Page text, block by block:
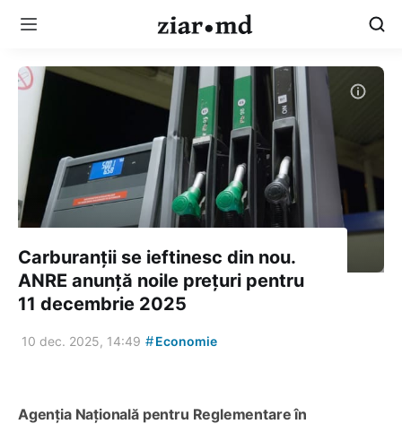
Carburanții se ieftinesc din nou.
ANRE anunță noile prețuri pentru
11 decembrie 2025
10 dec. 2025, 14:49 #Economie
Agenția Națională pentru Reglementare în